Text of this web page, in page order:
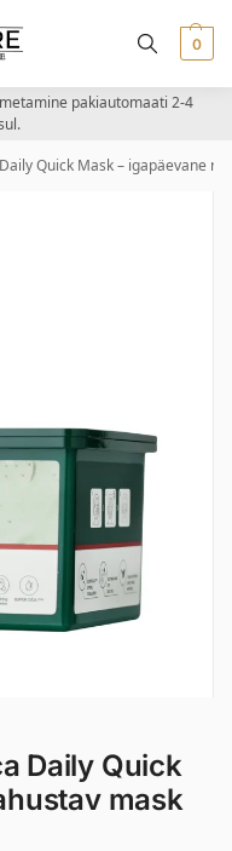
0
pakiautomaati 2-4
Quick Mask – igapäevane
Daily Quick
mask